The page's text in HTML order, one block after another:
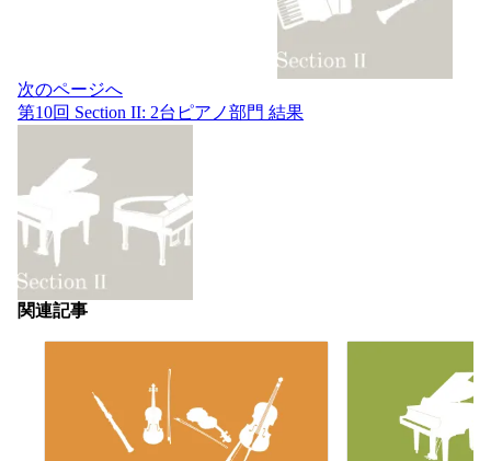
次のページへ
第10回 Section II: 2台ピアノ部門 結果
関連記事